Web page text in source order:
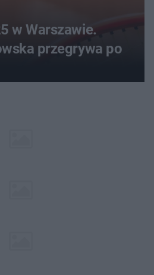
w Warszawie.
przegrywa po